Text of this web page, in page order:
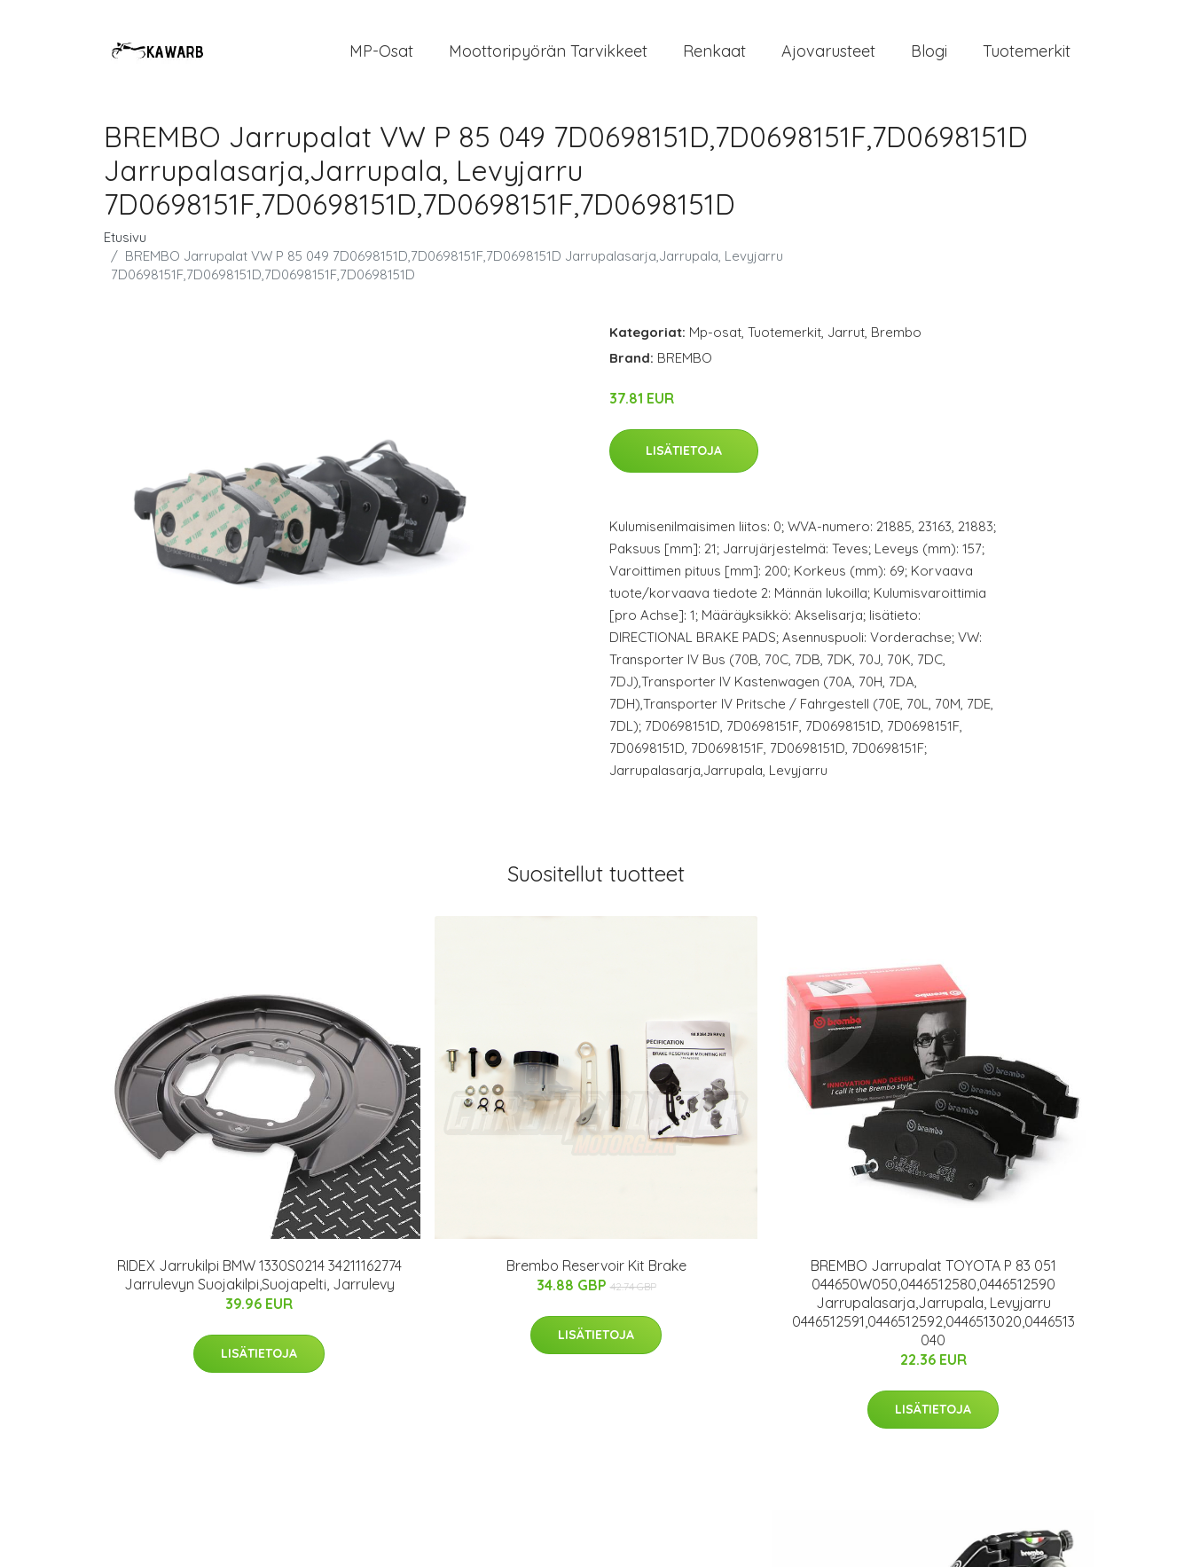
MP-Osat Moottoripyörän Tarvikkeet Renkaat Ajovarusteet Blogi Tuotemerkit
BREMBO Jarrupalat VW P 85 049 7D0698151D,7D0698151F,7D0698151D
Jarrupalasarja,Jarrupala, Levyjarru
7D0698151F,7D0698151D,7D0698151F,7D0698151D
Etusivu
BREMBO Jarrupalat VW P 85 049 7D0698151D,7D0698151F,7D0698151D Jarrupalasarja,Jarrupala, Levyjarru
7D0698151F,7D0698151D,7D0698151F,7D0698151D
Kategoriat: Mp-osat, Tuotemerkit, Jarrut, Brembo
Brand: BREMBO
37.81 EUR
LISÄTIETOJA
Kulumisenilmaisimen liitos: 0; WVA-numero: 21885, 23163, 21883;
Paksuus [mm]: 21; Jarrujärjestelmä: Teves; Leveys (mm): 157;
Varoittimen pituus [mm]: 200; Korkeus (mm): 69; Korvaava
tuote/korvaava tiedote 2: Männän lukoilla; Kulumisvaroittimia
[pro Achse]: 1; Määräyksikkö: Akselisarja; lisätieto:
DIRECTIONAL BRAKE PADS; Asennuspuoli: Vorderachse; VW:
Transporter IV Bus (70B, 70C, 7DB, 7DK, 70J, 70K, 7DC,
7DJ),Transporter IV Kastenwagen (70A, 70H, 7DA,
7DH),Transporter IV Pritsche / Fahrgestell (70E, 70L, 70M, 7DE,
7DL); 7D0698151D, 7D0698151F, 7D0698151D, 7D0698151F,
7D0698151D, 7D0698151F, 7D0698151D, 7D0698151F;
Jarrupalasarja,Jarrupala, Levyjarru
Suositellut tuotteet
RIDEX Jarrukilpi BMW 1330S0214 34211162774
Jarrulevyn Suojakilpi,Suojapelti, Jarrulevy
39.96 EUR
LISÄTIETOJA
Brembo Reservoir Kit Brake
34.88 GBP 42.74 GBP
LISÄTIETOJA
BREMBO Jarrupalat TOYOTA P 83 051
044650W050,0446512580,0446512590
Jarrupalasarja,Jarrupala, Levyjarru
0446512591,0446512592,0446513020,0446513
040
22.36 EUR
LISÄTIETOJA